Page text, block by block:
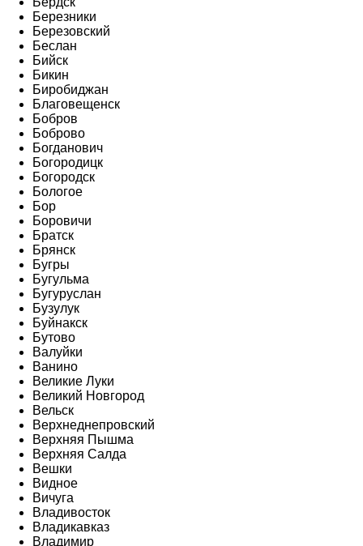
Березники
Березовский
Беслан
Бийск
Бикин
Биробиджан
Благовещенск
Бобров
Боброво
Богданович
Богородицк
Богородск
Бологое
Бор
Боровичи
Братск
Брянск
Бугры
Бугульма
Бугуруслан
Бузулук
Буйнакск
Бутово
Валуйки
Ванино
Великие Луки
Великий Новгород
Вельск
Верхнеднепровский
Верхняя Пышма
Верхняя Салда
Вешки
Видное
Вичуга
Владивосток
Владикавказ
Владимир